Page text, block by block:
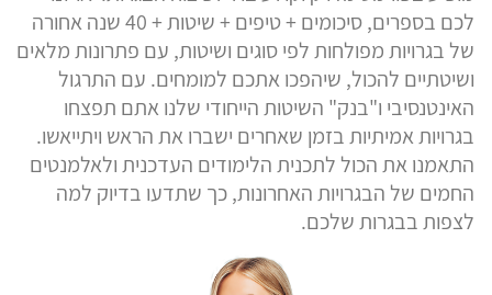
לכם בספרים, סיכומים + טיפים + שיטות + 40 שנה אחורה
של בגרויות מפולחות לפי סוגים ושיטות, עם פתרונות מלאים
ושיטתיים להכול, שיהפכו אתכם למומחים. עם התרגול
האינטנסיבי ו"בנק" השיטות הייחודי שלנו אתם תפצחו
בגרויות אמיתיות בזמן שאחרים ישברו את הראש ויתייאשו.
התאמנו את הכול לתכנית הלימודים העדכנית ולאלמנטים
החמים של הבגרויות האחרונות, כך שתדעו בדיוק למה
לצפות בבגרות שלכם.